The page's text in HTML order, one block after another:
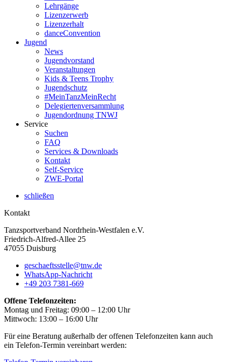
Lehrgänge
Lizenzerwerb
Lizenzerhalt
danceConvention
Jugend
News
Jugendvorstand
Veranstaltungen
Kids & Teens Trophy
Jugendschutz
#MeinTanzMeinRecht
Delegiertenversammlung
Jugendordnung TNWJ
Service
Suchen
FAQ
Services & Downloads
Kontakt
Self-Service
ZWE-Portal
schließen
Kontakt
Tanzsportverband Nordrhein-Westfalen e.V.
Friedrich-Alfred-Allee 25
47055 Duisburg
geschaeftsstelle@tnw.de
WhatsApp-Nachricht
+49 203 7381-669
Offene Telefonzeiten:
Montag und Freitag: 09:00 – 12:00 Uhr
Mittwoch: 13:00 – 16:00 Uhr
Für eine Beratung außerhalb der offenen Telefonzeiten kann auch
ein Telefon-Termin vereinbart werden: